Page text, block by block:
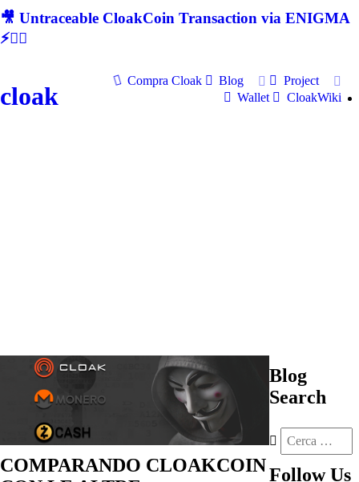
🎥 Untraceable CloakCoin Transaction via ENIGMA
⚡🕵‍♂
cloak
Compra Cloak Blog
Project
Wallet
CloakWiki
COMPARANDO CLOAKCOIN
Blog
Search
Follow Us